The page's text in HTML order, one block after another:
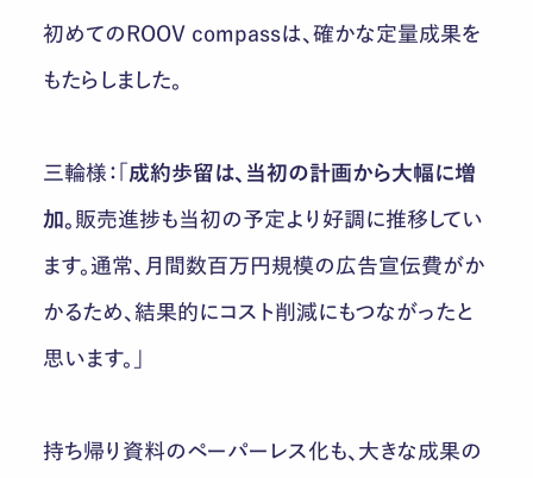
初めてのROOV compassは、確かな定量成果を
もたらしました。
三輪様：「 成約歩留は、当初の計画から大幅に増
加。 販売進捗も当初の予定より好調に推移してい
ます。通常、月間数百万円規模の広告宣伝費がか
かるため、結果的にコスト削減にもつながったと
思います。」
持ち帰り資料のペーパーレス化も、大きな成果の